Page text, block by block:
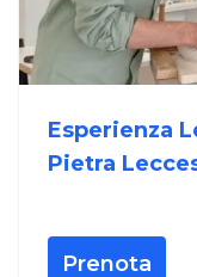
Esperienza
Pietra
Prenota